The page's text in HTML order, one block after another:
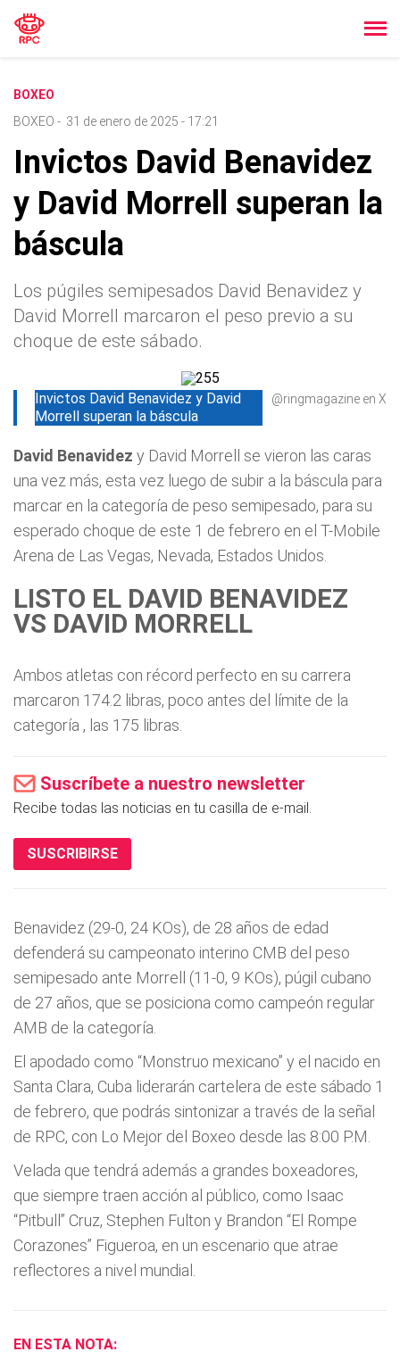
BOXEO
BOXEO - 31 de enero de 2025 - 17:21
Invictos David Benavidez
y David Morrell superan la
báscula
Los púgiles semipesados David Benavidez y
David Morrell marcaron el peso previo a su
choque de este sábado.
Invictos David Benavidez y David
Morrell superan la báscula
@ringmagazine en X
David Benavidez y David Morrell se vieron las caras
una vez más, esta vez luego de subir a la báscula para
marcar en la categoría de peso semipesado, para su
esperado choque de este 1 de febrero en el T-Mobile
Arena de Las Vegas, Nevada, Estados Unidos.
LISTO EL DAVID BENAVIDEZ
VS DAVID MORRELL
Ambos atletas con récord perfecto en su carrera
marcaron 174.2 libras, poco antes del límite de la
categoría , las 175 libras.
Suscríbete a nuestro newsletter
Recibe todas las noticias en tu casilla de e-mail.
SUSCRIBIRSE
Benavidez (29-0, 24 KOs), de 28 años de edad
defenderá su campeonato interino CMB del peso
semipesado ante Morrell (11-0, 9 KOs), púgil cubano
de 27 años, que se posiciona como campeón regular
AMB de la categoría.
El apodado como “Monstruo mexicano” y el nacido en
Santa Clara, Cuba liderarán cartelera de este sábado 1
de febrero, que podrás sintonizar a través de la señal
de RPC, con Lo Mejor del Boxeo desde las 8:00 P.M.
Velada que tendrá además a grandes boxeadores,
que siempre traen acción al público, como Isaac
“Pitbull” Cruz, Stephen Fulton y Brandon “El Rompe
Corazones” Figueroa, en un escenario que atrae
reflectores a nivel mundial.
EN ESTA NOTA: